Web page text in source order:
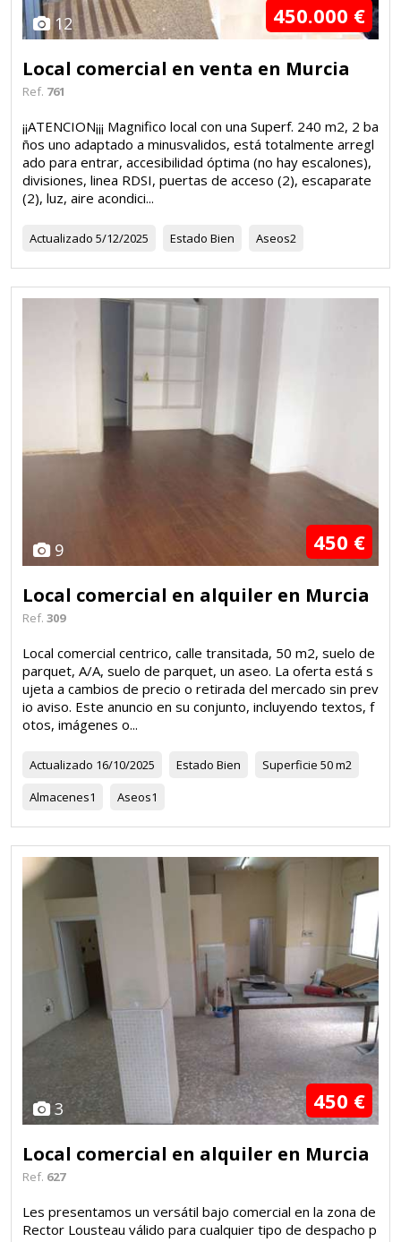
12 450.000 €
Local comercial en venta en Murcia
Ref. 761
¡¡ATENCION¡¡¡ Magnifico local con una Superf. 240 m2, 2 ba
ños uno adaptado a minusvalidos, está totalmente arregl
ado para entrar, accesibilidad óptima (no hay escalones),
divisiones, linea RDSI, puertas de acceso (2), escaparate
(2), luz, aire acondici...
Actualizado 5/12/2025 Estado Bien Aseos2
9 450 €
Local comercial en alquiler en Murcia
Ref. 309
Local comercial centrico, calle transitada, 50 m2, suelo de
parquet, A/A, suelo de parquet, un aseo. La oferta está s
ujeta a cambios de precio o retirada del mercado sin prev
io aviso. Este anuncio en su conjunto, incluyendo textos, f
otos, imágenes o...
Actualizado 16/10/2025 Estado Bien Superficie 50 m2
Almacenes1 Aseos1
3 450 €
Local comercial en alquiler en Murcia
Ref. 627
Les presentamos un versátil bajo comercial en la zona de
Rector Lousteau válido para cualquier tipo de despacho p